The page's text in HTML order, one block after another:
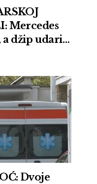
Mercedes
a džip udario
Dvoje